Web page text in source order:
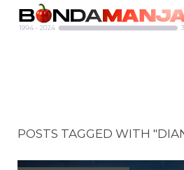
POSTS TAGGED WITH